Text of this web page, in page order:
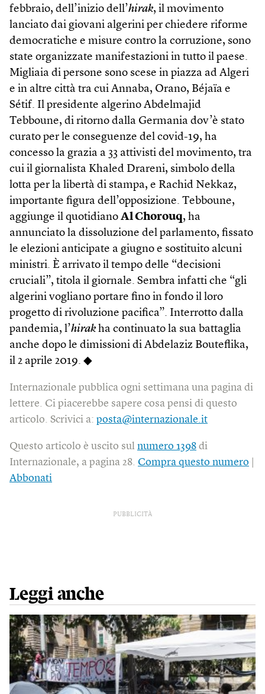
febbraio, dell’inizio dell’hirak, il movimento
lanciato dai giovani algerini per chiedere riforme
democratiche e misure contro la corruzione, sono
state organizzate manifestazioni in tutto il paese.
Migliaia di persone sono scese in piazza ad Algeri
e in altre città tra cui Annaba, Orano, Béjaïa e
Sétif. Il presidente algerino Abdelmajid
Tebboune, di ritorno dalla Germania dov’è stato
curato per le conseguenze del covid-19, ha
concesso la grazia a 33 attivisti del movimento, tra
cui il giornalista Khaled Drareni, simbolo della
lotta per la libertà di stampa, e Rachid Nekkaz,
importante figura dell’opposizione. Tebboune,
aggiunge il quotidiano Al Chorouq, ha
annunciato la dissoluzione del parlamento, fissato
le elezioni anticipate a giugno e sostituito alcuni
ministri. È arrivato il tempo delle “decisioni
cruciali”, titola il giornale. Sembra infatti che “gli
algerini vogliano portare fino in fondo il loro
progetto di rivoluzione pacifica”. Interrotto dalla
pandemia, l’hirak ha continuato la sua battaglia
anche dopo le dimissioni di Abdelaziz Bouteflika,
il 2 aprile 2019. ◆
Internazionale pubblica ogni settimana una pagina di
lettere. Ci piacerebbe sapere cosa pensi di questo
articolo. Scrivici a: posta@internazionale.it
Questo articolo è uscito sul numero 1398 di
Internazionale, a pagina 28. Compra questo numero
Abbonati
PUBBLICITÀ
Leggi anche